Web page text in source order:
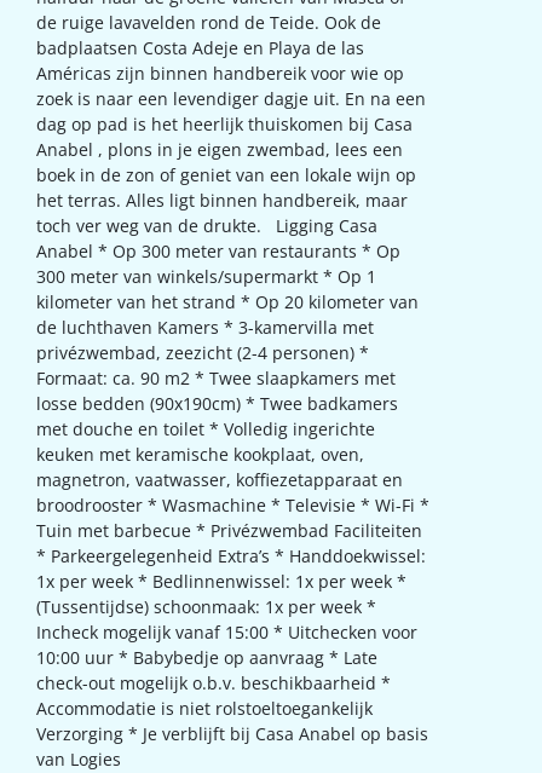
de ruige lavavelden rond de Teide. Ook de
badplaatsen Costa Adeje en Playa de las
Américas zijn binnen handbereik voor wie op
zoek is naar een levendiger dagje uit. En na een
dag op pad is het heerlijk thuiskomen bij Casa
Anabel , plons in je eigen zwembad, lees een
boek in de zon of geniet van een lokale wijn op
het terras. Alles ligt binnen handbereik, maar
toch ver weg van de drukte. Ligging Casa
Anabel * Op 300 meter van restaurants * Op
300 meter van winkels/supermarkt * Op 1
kilometer van het strand * Op 20 kilometer van
de luchthaven Kamers * 3-kamervilla met
privézwembad, zeezicht (2-4 personen) *
Formaat: ca. 90 m2 * Twee slaapkamers met
losse bedden (90x190cm) * Twee badkamers
met douche en toilet * Volledig ingerichte
keuken met keramische kookplaat, oven,
magnetron, vaatwasser, koffiezetapparaat en
broodrooster * Wasmachine * Televisie * Wi-Fi *
Tuin met barbecue * Privézwembad Faciliteiten
* Parkeergelegenheid Extra’s * Handdoekwissel:
1x per week * Bedlinnenwissel: 1x per week *
(Tussentijdse) schoonmaak: 1x per week *
Incheck mogelijk vanaf 15:00 * Uitchecken voor
10:00 uur * Babybedje op aanvraag * Late
check-out mogelijk o.b.v. beschikbaarheid *
Accommodatie is niet rolstoeltoegankelijk
Verzorging * Je verblijft bij Casa Anabel op basis
van Logies